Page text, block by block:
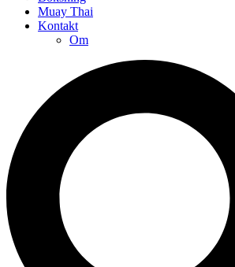
Muay Thai
Kontakt
Om